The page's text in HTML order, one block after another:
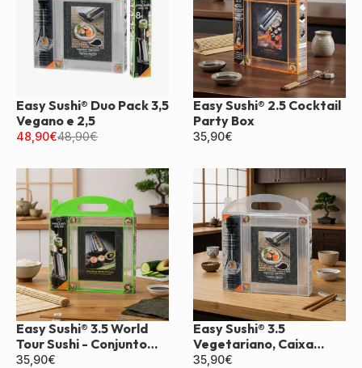
Easy Sushi® Duo Pack 3,5
Vegano e 2,5
48,90€48,90€
Easy Sushi® 2.5 Cocktail
Party Box
35,90€
Easy Sushi® 3.5 World
Tour Sushi - Conjunto
para Presente
35,90€
Easy Sushi® 3.5
Vegetariano, Caixa
Vegana
35,90€